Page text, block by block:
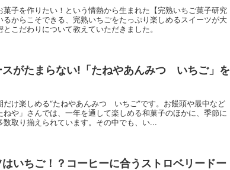
子を作りたい！という情熱から生まれた【完熟いちご菓子研究
るからこそできる、完熟いちごをたっぷり楽しめるスイーツが大
こだわりについて教えていただきました。
スがたまらない!「たねやあんみつ いちご」を
だけ楽しめる“たねやあんみつ いちご”です。お饅頭や最中など
や」さんでは、一年を通して楽しめる和菓子のほかに、季節に
数取り揃えられています。その中でも、い...
いちご！？コーヒーに合うストロベリードー